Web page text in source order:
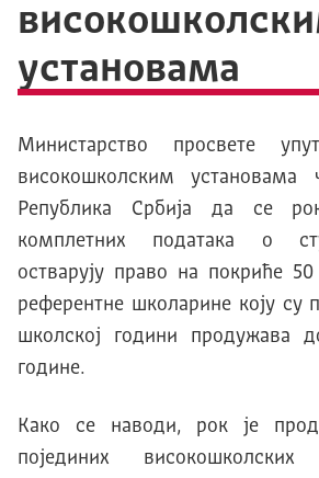
установама
Министарство просвете
високошколским установама
Република Србија да се
комплетних података о
остварују право на покриће
референтне школарине коју су
школској години продужава
године.
Како се наводи, рок је
појединих